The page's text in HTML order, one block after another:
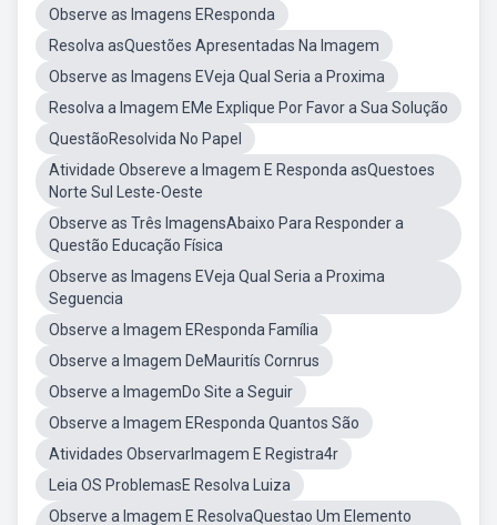
Observe as Imagens EResponda
Resolva asQuestões Apresentadas Na Imagem
Observe as Imagens EVeja Qual Seria a Proxima
Resolva a Imagem EMe Explique Por Favor a Sua Solução
QuestãoResolvida No Papel
Atividade Obsereve a Imagem E Responda asQuestoes
Norte Sul Leste-Oeste
Observe as Três ImagensAbaixo Para Responder a
Questão Educação Física
Observe as Imagens EVeja Qual Seria a Proxima
Seguencia
Observe a Imagem EResponda Família
Observe a Imagem DeMauritís Cornrus
Observe a ImagemDo Site a Seguir
Observe a Imagem EResponda Quantos São
Atividades ObservarImagem E Registra4r
Leia OS ProblemasE Resolva Luiza
Observe a Imagem E ResolvaQuestao Um Elemento